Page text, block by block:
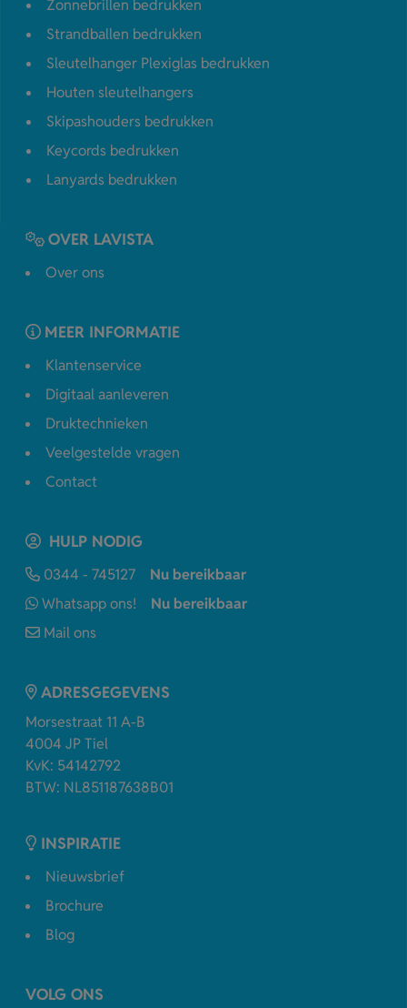
Zonnebrillen bedrukken
Strandballen bedrukken
Sleutelhanger Plexiglas bedrukken
Houten sleutelhangers
Skipashouders bedrukken
Keycords bedrukken
Lanyards bedrukken
OVER LAVISTA
Over ons
MEER INFORMATIE
Klantenservice
Digitaal aanleveren
Druktechnieken
Veelgestelde vragen
Contact
HULP NODIG
0344 - 745127
Nu bereikbaar
Whatsapp ons!
Nu bereikbaar
Mail ons
ADRESGEGEVENS
Morsestraat 11 A-B
4004 JP Tiel
KvK: 54142792
BTW: NL851187638B01
INSPIRATIE
Nieuwsbrief
Brochure
Blog
VOLG ONS